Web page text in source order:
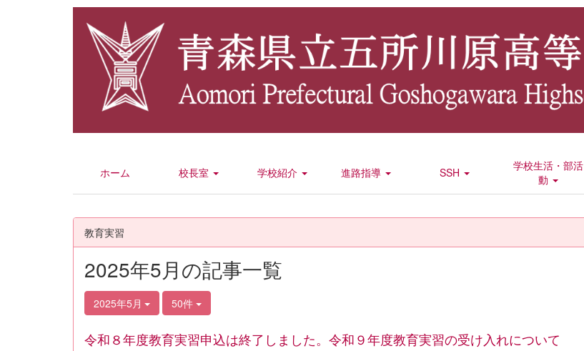
ホーム 校長室 学校紹介 進路指導 SSH
学校生活・部活
動
教育実習
2025年5月の記事一覧
2025年5月 50件
令和８年度教育実習申込は終了しました。令和９年度教育実習の受け入れについて